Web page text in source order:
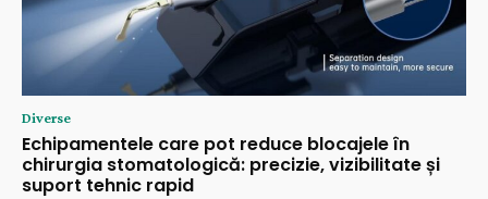
Diverse
Echipamentele care pot reduce blocajele în
chirurgia stomatologică: precizie, vizibilitate și
suport tehnic rapid